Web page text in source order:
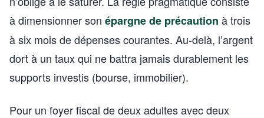
à dimensionner son épargne de précaution à trois
à six mois de dépenses courantes. Au-delà, l’argent
dort à un taux qui ne battra jamais durablement les
supports investis (bourse, immobilier).
Pour un foyer fiscal de deux adultes avec deux